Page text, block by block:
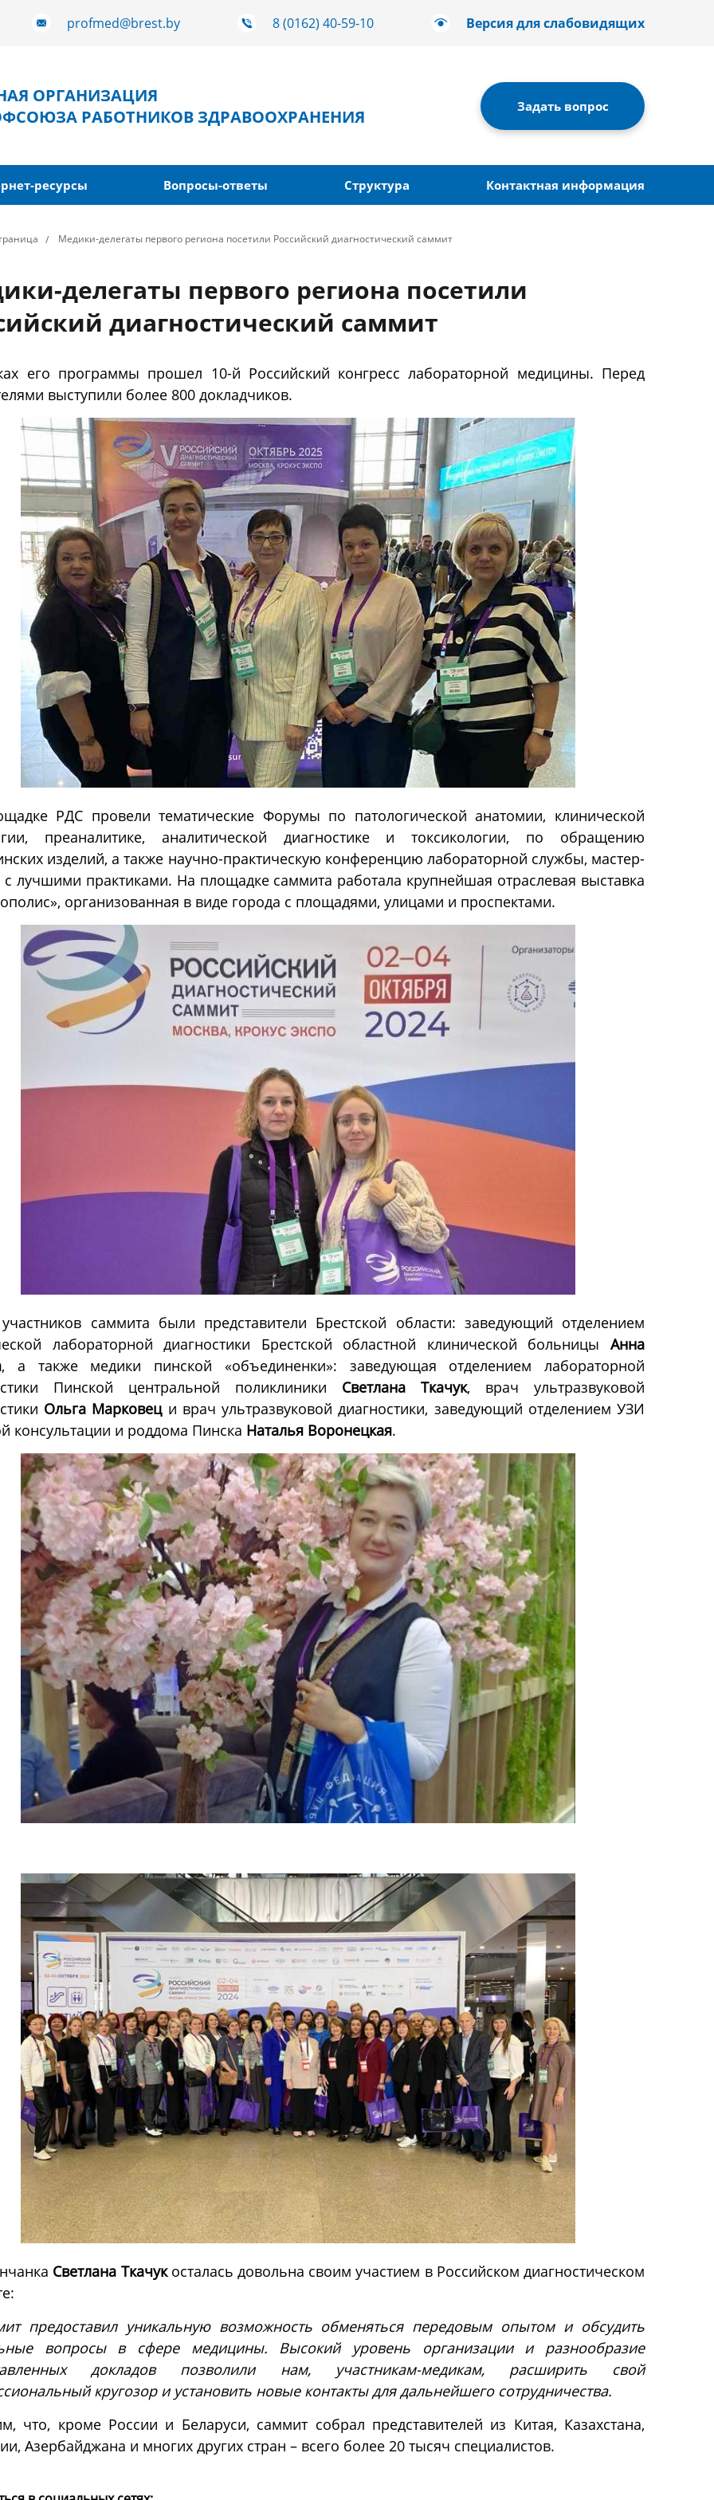
profmed@brest.by 8 (0162) 40-59-10 Версия для слабовидящих
ОРГАНИЗАЦИЯ
РАБОТНИКОВ ЗДРАВООХРАНЕНИЯ
Задать вопрос
ресурсы Вопросы-ответы Структура Контактная информация
Медики-делегаты первого региона посетили Российский диагностический саммит
делегаты первого региона посетили
диагностический саммит
его программы прошел 10-й Российский конгресс лабораторной медицины. Перед
выступили более 800 докладчиков.
РДС провели тематические Форумы по патологической анатомии, клинической
преаналитике, аналитической диагностике и токсикологии, по обращению
изделий, а также научно-практическую конференцию лабораторной службы, мастер-
с лучшими практиками. На площадке саммита работала крупнейшая отраслевая выставка
организованная в виде города с площадями, улицами и проспектами.
саммита были представители Брестской области: заведующий отделением
лабораторной диагностики Брестской областной клинической больницы Анна
, а также медики пинской «объединенки»: заведующая отделением лабораторной
Пинской центральной поликлиники Светлана Ткачук, врач ультразвуковой
Ольга Марковеци врач ультразвуковой диагностики, заведующий отделением УЗИ
консультации и роддома Пинска Наталья Воронецкая.
Светлана Ткачукосталась довольна своим участием в Российском диагностическом
предоставил уникальную возможность обменяться передовым опытом и обсудить
вопросы в сфере медицины. Высокий уровень организации и разнообразие
докладов позволили нам, участникам-медикам, расширить свой
кругозор и установить новые контакты для дальнейшего сотрудничества.
что, кроме России и Беларуси, саммит собрал представителей из Китая, Казахстана,
Азербайджана и многих других стран – всего более 20 тысяч специалистов.